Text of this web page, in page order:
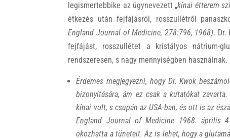
legismertebbike az úgynevezett „kínai étterem
étkezés után fejfájásról, rosszullétről
England Journal of Medicine, 278:796, 1968). Dr.
fejfájást, rosszullétet a kristályos nátrium-
rendszeresen, s nagy mennyiségben használnak.
Érdemes megjegyezni, hogy Dr. Kwok
bizonyítására, ám ez csak a kutatókat
kínai volt, s csupán az USA-ban, és ott is az
England Journal of Medicine 1968. április
okozhatta a tüneteit. Az is lehet, hogy a